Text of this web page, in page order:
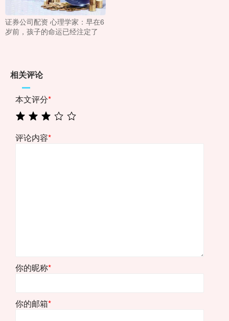
证券公司配资 心理学家：早在6
岁前，孩子的命运已经注定了
相关评论
本文评分*
评论内容*
你的昵称*
你的邮箱*